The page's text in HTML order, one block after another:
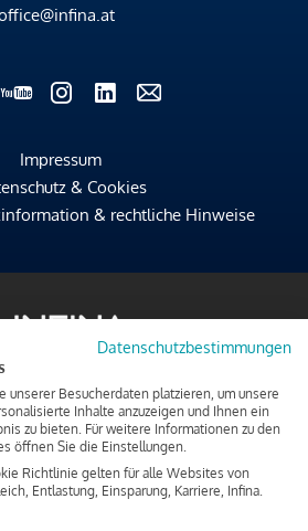
Impressum
& Cookies
& rechtliche Hinweise
Datenschutzbestimmungen
unserer Besucherdaten platzieren, um unsere
Inhalte anzuzeigen und Ihnen ein
zu bieten. Für weitere Informationen zu den
öffnen Sie die Einstellungen.
Richtlinie gelten für alle Websites von
Entlastung, Einsparung, Karriere, Infina.